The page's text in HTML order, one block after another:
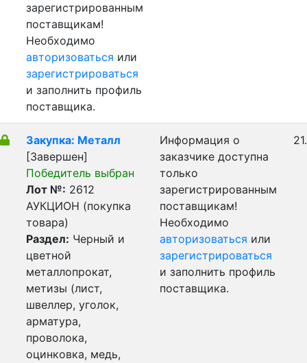
зарегистрированным
поставщикам!
Необходимо
авторизоваться или
зарегистрироваться
и заполнить профиль
поставщика.
Закупка: Металл
[Завершен]
Победитель выбран
Лот №: 2612
АУКЦИОН (покупка
товара)
Раздел: Черный и
цветной
металлопрокат,
метизы (лист,
швеллер, уголок,
арматура,
проволока,
оцинковка, медь,
Информация о
заказчике доступна
только
зарегистрированным
поставщикам!
Необходимо
авторизоваться или
зарегистрироваться
и заполнить профиль
поставщика.